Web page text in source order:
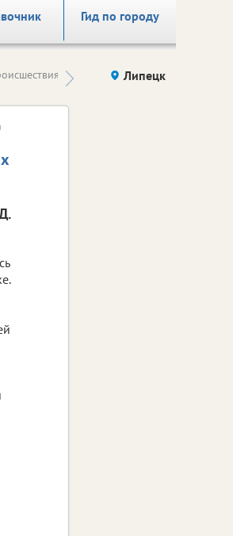
Гид по городу
Здоровье компаний (на
правах
Липецк